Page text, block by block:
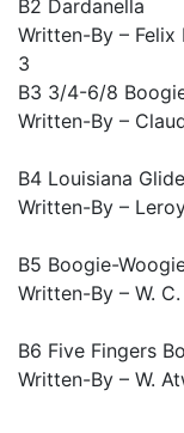
B2 Dardanella
Written-By – Felix
3
B3 3/4-6/8
Written-By –
B4 Louisiana Glide
Written-By –
B5 Boogie-
Written-By – W.
B6 Five Fingers
Written-By – W.